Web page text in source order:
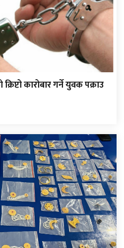
कारोबार गर्ने युवक पक्राउ